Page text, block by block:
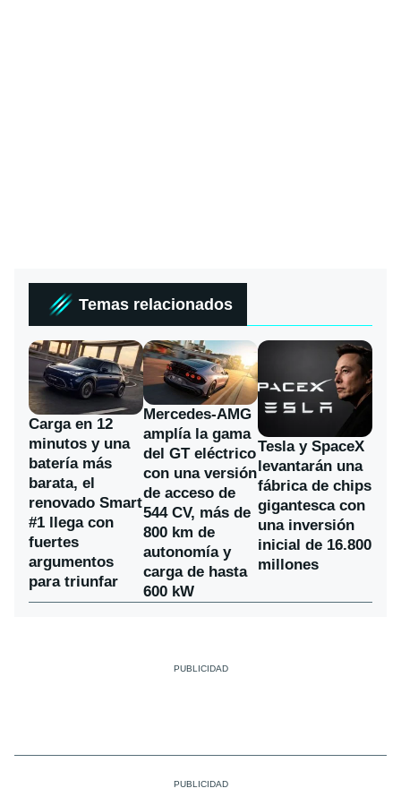
Temas relacionados
Carga en 12
minutos y una
batería más
barata, el
renovado Smart
#1 llega con
fuertes
argumentos
para triunfar
Mercedes-AMG
amplía la gama
del GT eléctrico
con una versión
de acceso de
544 CV, más de
800 km de
autonomía y
carga de hasta
600 kW
Tesla y SpaceX
levantarán una
fábrica de chips
gigantesca con
una inversión
inicial de 16.800
millones